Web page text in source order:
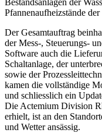
Bestandsanlagen der
Pfannenaufheizstände
Der Gesamtauftrag
der Mess-, Steuerungs-
Software auch die
Schaltanlage, der
sowie der
kamen die vollständige
und schliesslich ein
Die Actemium Division
erhielt, ist an den
und Wetter ansässig.